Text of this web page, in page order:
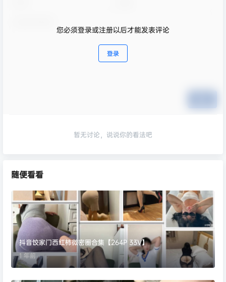
您必须登录或注册以后才能发表评论
登录
暂无讨论，说说你的看法吧
随便看看
抖音饺家门西红柿微密圈合集【264P 33V】
1 年前